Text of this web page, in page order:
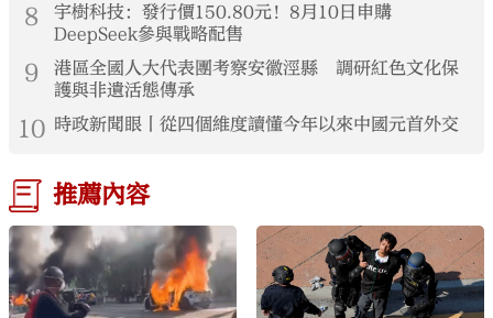
8
宇樹科技：發行價150.80元！8月10日申購
DeepSeek參與戰略配售
9
港區全國人大代表團考察安徽涇縣 調研紅色文化保
護與非遺活態傳承
10 時政新聞眼丨從四個維度讀懂今年以來中國元首外交
推薦內容